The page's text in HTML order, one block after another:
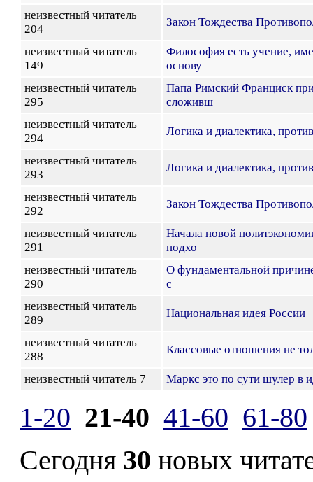
неизвестный читатель
204
Закон Тождества
неизвестный читатель
149
Философия есть учение,
основу
неизвестный читатель
295
Папа Римский Франциск
сложивш
неизвестный читатель
294
Логика и диалектика,
неизвестный читатель
293
Логика и диалектика,
неизвестный читатель
292
Закон Тождества
неизвестный читатель
291
Начала новой
подхо
неизвестный читатель
290
О фундаментальной
с
неизвестный читатель
289
Национальная идея России
неизвестный читатель
288
Классовые отношения не
неизвестный читатель 7 Маркс это по сути шулер в
1-20 21-40 41-60 61-80
Сегодня 30 новых